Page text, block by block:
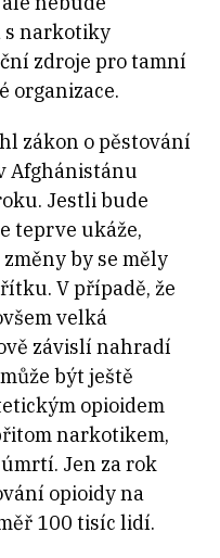
s narkotiky
zdroje pro tamní
organizace.
zákon o pěstování
Afghánistánu
Jestli bude
teprve ukáže,
by se měly
V případě, že
velká
závislí nahradí
být ještě
opioidem
narkotikem,
Jen za rok
opioidy na
100 tisíc lidí.